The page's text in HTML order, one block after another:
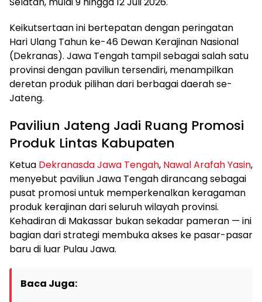
Keikutsertaan ini bertepatan dengan peringatan
Hari Ulang Tahun ke-46 Dewan Kerajinan Nasional
(Dekranas). Jawa Tengah tampil sebagai salah satu
provinsi dengan paviliun tersendiri, menampilkan
deretan produk pilihan dari berbagai daerah se-
Jateng.
Paviliun Jateng Jadi Ruang Promosi
Produk Lintas Kabupaten
Ketua Dekranasda Jawa Tengah, Nawal Arafah Yasin,
menyebut paviliun Jawa Tengah dirancang sebagai
pusat promosi untuk memperkenalkan keragaman
produk kerajinan dari seluruh wilayah provinsi.
Kehadiran di Makassar bukan sekadar pameran — ini
bagian dari strategi membuka akses ke pasar-pasar
baru di luar Pulau Jawa.
Baca Juga: